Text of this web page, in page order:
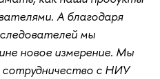
А благодаря
мы
новое измерение. Мы
сотрудничество с НИУ